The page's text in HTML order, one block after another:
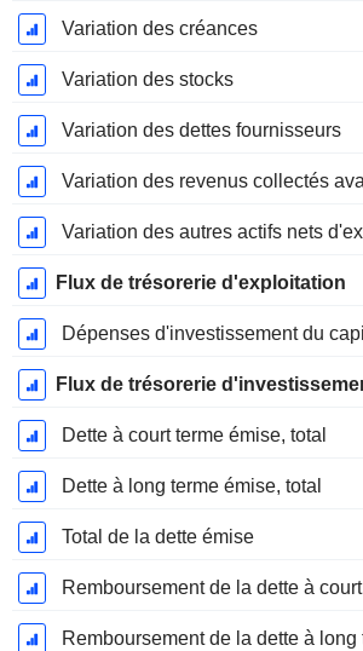
Variation des créances
Variation des stocks
Variation des dettes fournisseurs
Variation des revenus collectés
Variation des autres actifs nets
Flux de trésorerie d'exploitation
Dépenses d'investissement du
Flux de trésorerie
Dette à court terme émise, total
Dette à long terme émise, total
Total de la dette émise
Remboursement de la dette à court
Remboursement de la dette à long